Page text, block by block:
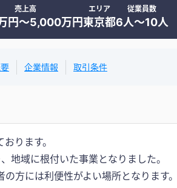
売上高
円〜5,000万円
エリア
東京都
従業員数
6人〜10人
企業情報 取引条件
ります。
地域に根付いた事業となりました。
方には利便性がよい場所となります